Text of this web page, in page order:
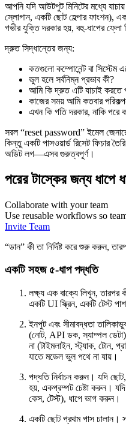
আপনি যদি আউটপুট মিনিটের মধ্যে
স্লোগান, একটি ছোট হেল্পার ফাংশন),
গভীর যুক্তি দরকার হয়, বহু-ধাপের ফ্লো
দ্রুত সিদ্ধান্তের জন্য:
কতগুলো কম্পোনেন্ট বা সিস্টেম
ভুল হলে সর্বনিম্ন প্রভাব কী?
আমি কি দ্রুত এটি যাচাই করতে
কাজের সময় আমি কতবার
এখন কি গতি দরকার, নাকি পরে
সরল “reset password” ইমেল
কিন্তু একটি পাসওয়ার্ড রিসেট ফিচার
অডিট লগ—এসব গুরুত্বপূর্ণ।
পরের টাস্কের জন্য ধাপে
Collaborate with your team
Use reusable workflows so
Invite Team
“ডান” কী তা নির্দিষ্ট করে শুরু করুন,
একটি সহজ ৫-ধাপ পদ্ধতি
লক্ষ্য এক বাক্যে লিখুন, তারপর
একটি UI স্ক্রিন, একটি টেস্ট
ইনপুট এবং সীমাবদ্ধতা
(নোট, API ডক, স্যাম্পল
না (টাইমলাইন, স্ট্যাক, টোন,
যাতে মডেল ভুল পথে না যায়।
পদ্ধতি নির্বাচন করুন। যদি
হয়, একপ্রম্পট চেষ্টা করুন।
কেস, টেস্ট), ধাপে ভাগ করুন।
একটি ছোট প্রথম পাস চালান।